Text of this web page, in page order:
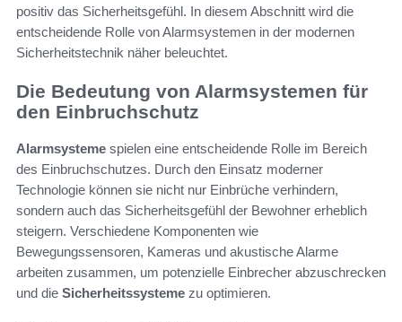
positiv das Sicherheitsgefühl. In diesem Abschnitt wird die
entscheidende Rolle von Alarmsystemen in der modernen
Sicherheitstechnik näher beleuchtet.
Die Bedeutung von Alarmsystemen für
den Einbruchschutz
Alarmsysteme spielen eine entscheidende Rolle im Bereich
des Einbruchschutzes. Durch den Einsatz moderner
Technologie können sie nicht nur Einbrüche verhindern,
sondern auch das Sicherheitsgefühl der Bewohner erheblich
steigern. Verschiedene Komponenten wie
Bewegungssensoren, Kameras und akustische Alarme
arbeiten zusammen, um potenzielle Einbrecher abzuschrecken
und die Sicherheitssysteme zu optimieren.